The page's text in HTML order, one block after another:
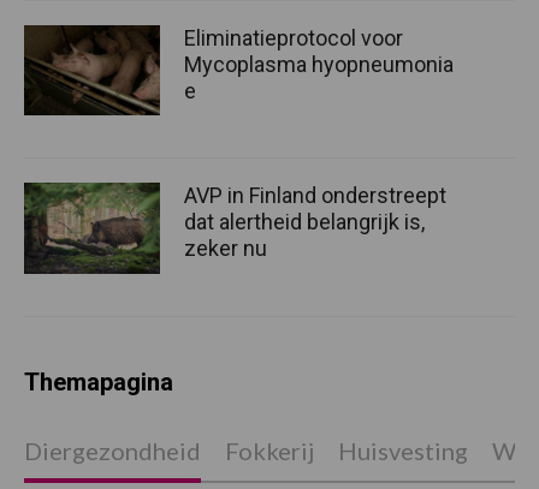
Eliminatieprotocol voor
Mycoplasma hyopneumonia
e
AVP in Finland onderstreept
dat alertheid belangrijk is,
zeker nu
Themapagina
Diergezondheid Fokkerij Huisvesting